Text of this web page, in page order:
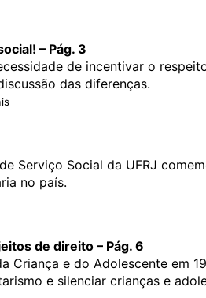
– Pág. 3
de incentivar o
das diferenças.
Serviço Social da UFRJ
no país.
de direito – Pág. 6
Criança e do Adolescente em
e silenciar crianças e